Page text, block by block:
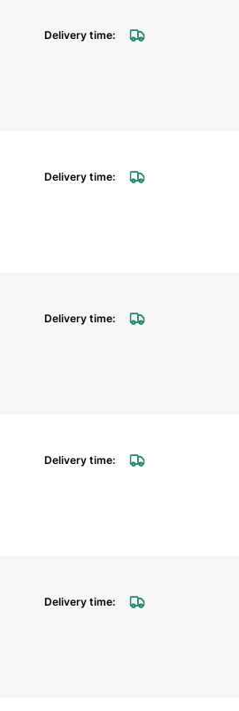
Hi-Grip verzinkt 11x16mm
Hi-Grip verzinkt 13x20mm
Hi-Grip verzinkt 17x25mm
Hi-Grip verzinkt 22x30mm
Hi-Grip verzinkt 25x35mm